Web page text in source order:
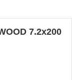
7.2х200